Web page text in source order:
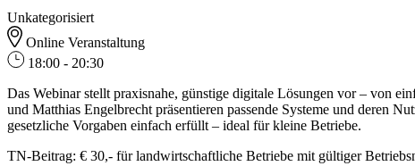
Unkategorisiert
Online Veranstaltung
18:00 - 20:30
Das Webinar stellt praxisnahe, günstige digitale Lösungen vor – von
und Matthias Engelbrecht präsentieren passende Systeme und deren
gesetzliche Vorgaben einfach erfüllt – ideal für kleine Betriebe.
TN-Beitrag: € 30,- für landwirtschaftliche Betriebe mit gültiger